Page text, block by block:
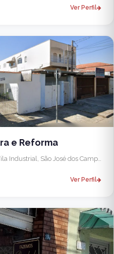
Ver Perfil
e Reforma
R. Albertino de Almeida, 250 - Vila Industrial, São José dos Campos - SP, 12220-480, Brasil
Ver Perfil